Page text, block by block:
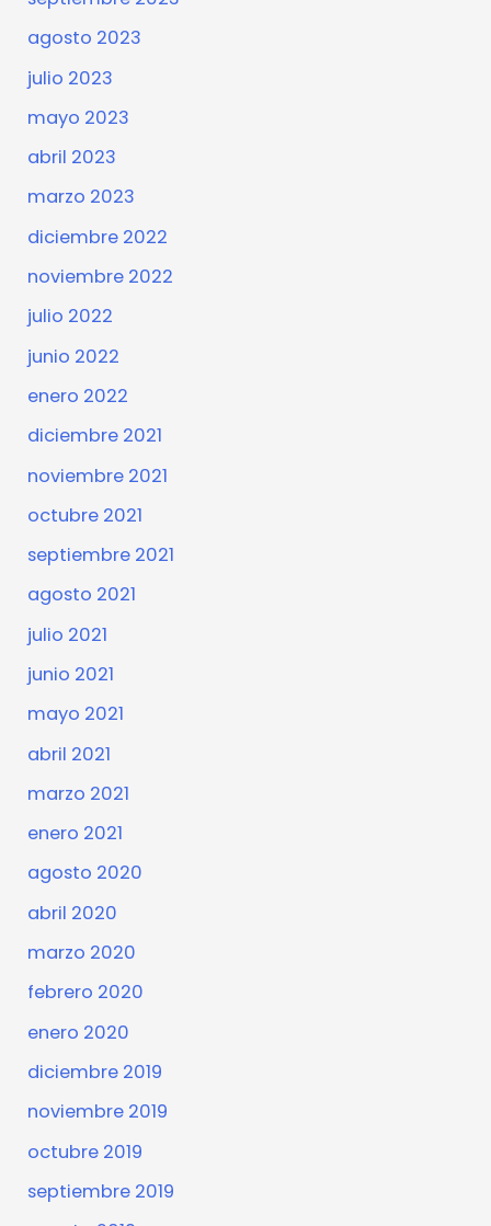
agosto 2023
julio 2023
mayo 2023
abril 2023
marzo 2023
diciembre 2022
noviembre 2022
julio 2022
junio 2022
enero 2022
diciembre 2021
noviembre 2021
octubre 2021
septiembre 2021
agosto 2021
julio 2021
junio 2021
mayo 2021
abril 2021
marzo 2021
enero 2021
agosto 2020
abril 2020
marzo 2020
febrero 2020
enero 2020
diciembre 2019
noviembre 2019
octubre 2019
septiembre 2019